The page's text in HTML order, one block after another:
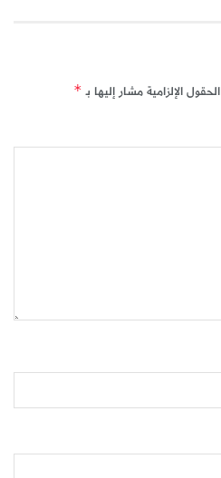
الحقول الإلزامية مشار إليها بـ *